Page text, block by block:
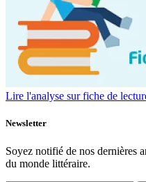
Lire l'analyse sur fiche de
Newsletter
Soyez notifié de nos dernières
du monde littéraire.